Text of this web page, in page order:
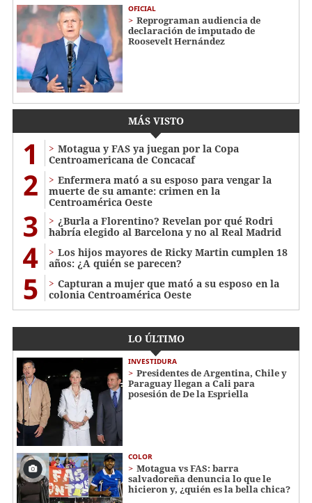
OFICIAL
Reprograman audiencia de
declaración de imputado de
Roosevelt Hernández
MÁS VISTO
1
Motagua y FAS ya juegan por la Copa
Centroamericana de Concacaf
2
Enfermera mató a su esposo para vengar la
muerte de su amante: crimen en la
Centroamérica Oeste
3
¿Burla a Florentino? Revelan por qué Rodri
habría elegido al Barcelona y no al Real Madrid
4
Los hijos mayores de Ricky Martin cumplen 18
años: ¿A quién se parecen?
5
Capturan a mujer que mató a su esposo en la
colonia Centroamérica Oeste
LO ÚLTIMO
INVESTIDURA
Presidentes de Argentina, Chile y
Paraguay llegan a Cali para
posesión de De la Espriella
COLOR
Motagua vs FAS: barra
salvadoreña denuncia lo que le
hicieron y, ¿quién es la bella chica?